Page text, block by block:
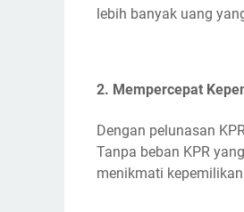
lebih banyak uang
2. Mempercepat
Dengan pelunasan
Tanpa beban KPR
menikmati